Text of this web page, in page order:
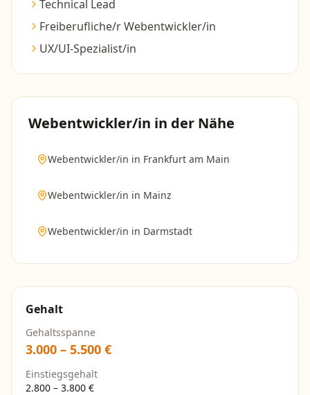
Technical Lead
Freiberufliche/r Webentwickler/in
UX/UI-Spezialist/in
Webentwickler/in in der Nähe
Webentwickler/in in Frankfurt am Main
Webentwickler/in in Mainz
Webentwickler/in in Darmstadt
Gehalt
Gehaltsspanne
3.000 – 5.500 €
Einstiegsgehalt
2.800 – 3.800 €